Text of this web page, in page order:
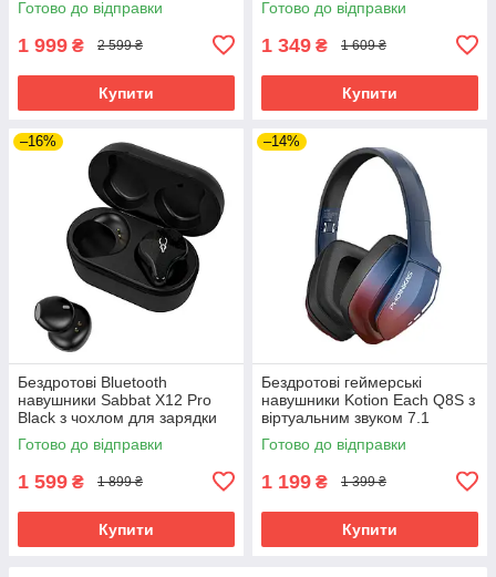
Готово до відправки
1 999 ₴ 2 599 ₴
Купити
Sound (Чорно-синій)
Готово до відправки
1 349 ₴ 1 609 ₴
Купити
–16%
Бездротові Bluetooth
навушники Sabbat X12 Pro
Black з чохлом для зарядки
750 мАг (Чорний)
Готово до відправки
1 599 ₴ 1 899 ₴
Купити
–14%
Бездротові геймерські
навушники Kotion Each Q8S з
віртуальним звуком 7.1
(Червоно-синій)
Готово до відправки
1 199 ₴ 1 399 ₴
Купити